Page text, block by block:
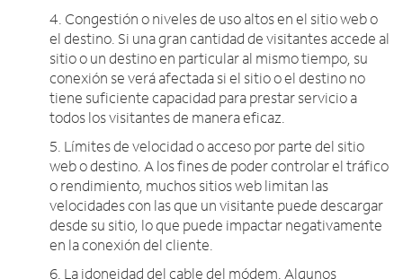
4. Congestión o niveles de uso altos en el sitio web o
el destino. Si una gran cantidad de visitantes accede al
sitio o un destino en particular al mismo tiempo, su
conexión se verá afectada si el sitio o el destino no
tiene suficiente capacidad para prestar servicio a
todos los visitantes de manera eficaz.
5. Límites de velocidad o acceso por parte del sitio
web o destino. A los fines de poder controlar el tráfico
o rendimiento, muchos sitios web limitan las
velocidades con las que un visitante puede descargar
desde su sitio, lo que puede impactar negativamente
en la conexión del cliente.
6. La idoneidad del cable del módem. Algunos